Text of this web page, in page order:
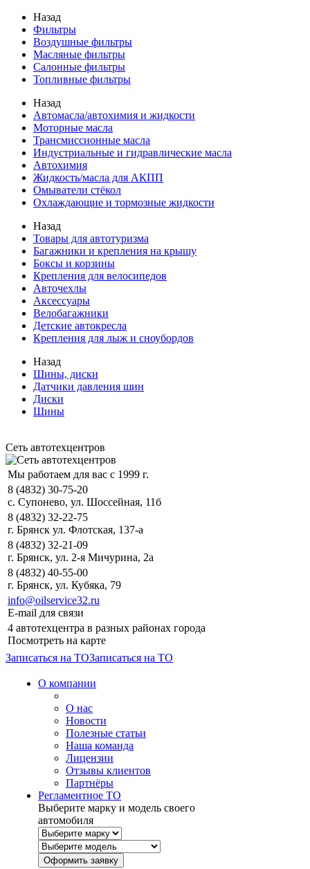
Назад
Фильтры
Воздушные фильтры
Масляные фильтры
Салонные фильтры
Топливные фильтры
Назад
Автомасла/автохимия и жидкости
Моторные масла
Трансмиссионные масла
Индустриальные и гидравлические масла
Автохимия
Жидкость/масла для АКПП
Омыватели стёкол
Охлаждающие и тормозные жидкости
Назад
Товары для автотуризма
Багажники и крепления на крышу
Боксы и корзины
Крепления для велосипедов
Авточехлы
Аксессуары
Велобагажники
Детские автокресла
Крепления для лыж и сноубордов
Назад
Шины, диски
Датчики давления шин
Диски
Шины
Сеть автотехцентров
Мы работаем для вас с 1999 г.
8 (4832) 30-75-20
с. Супонево, ул. Шоссейная, 11б
8 (4832) 32-22-75
г. Брянск ул. Флотская, 137-а
8 (4832) 32-21-09
г. Брянск, ул. 2-я Мичурина, 2а
8 (4832) 40-55-00
г. Брянск, ул. Кубяка, 79
info@oilservice32.ru
E-mail для связи
4 автотехцентра в разных районах города
Посмотреть на карте
Записаться на ТОЗаписаться на ТО
О компании
О нас
Новости
Полезные статьи
Наша команда
Лицензии
Отзывы клиентов
Партнёры
Регламентное ТО
Выберите марку и модель своего
автомобиля